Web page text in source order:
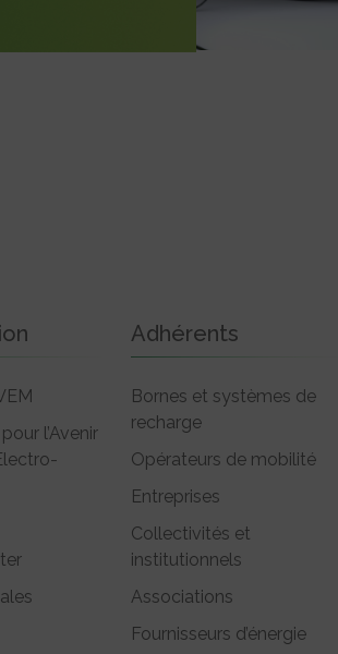
l’Avenir
Adhérents
Bornes et systèmes de
recharge
Opérateurs de mobilité
Entreprises
Collectivités et
institutionnels
Associations
Fournisseurs d’énergie